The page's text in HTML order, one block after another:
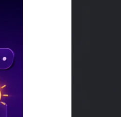
جرافيك
أفضل
خدمات